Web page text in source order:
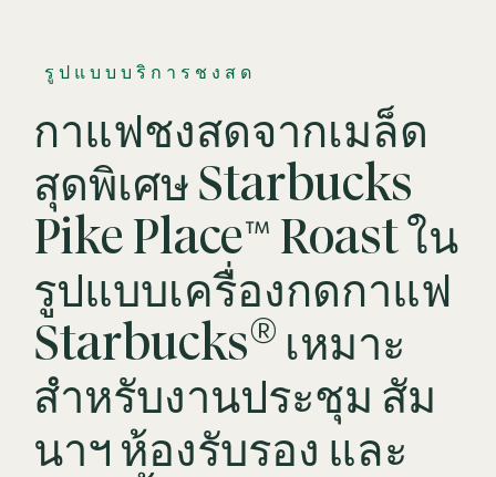
รูปแบบบริการชงสด
กาแฟชงสดจากเมล็ด
สุดพิเศษ Starbucks
Pike Place™ Roast ใน
รูปแบบเครื่องกดกาแฟ
Starbucks® เหมาะ
สำหรับงานประชุม สัม
นาฯ ห้องรับรอง และ